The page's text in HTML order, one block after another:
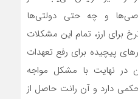
و چه حتی دولتی‌ها
برای ارز، تمام این مشکلات
پیچیده برای رفع تعهدات
در نهایت با مشکل مواجه
دارد و آن رانت حاصل از